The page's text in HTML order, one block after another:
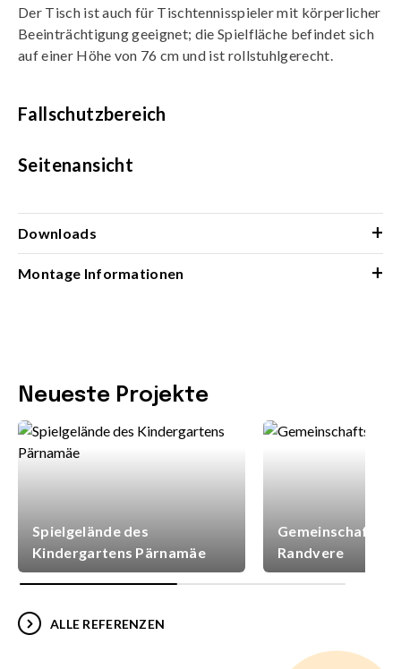
Der Tisch ist auch für Tischtennisspieler mit körperlicher
Beeinträchtigung geeignet; die Spielfläche befindet sich
auf einer Höhe von 76 cm und ist rollstuhlgerecht.
Fallschutzbereich
Seitenansicht
Downloads +
Montage Informationen +
Neueste Projekte
Spielgelände des
Kindergartens Pärnamäe
Randvere
ALLE REFERENZEN